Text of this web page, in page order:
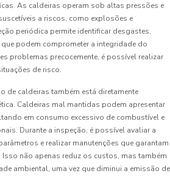
As caldeiras operam sob altas pressões e
a riscos, como explosões e
periódica permite identificar desgastes,
podem comprometer a integridade do
problemas precocemente, é possível realizar
de risco.
de caldeiras também está diretamente
Caldeiras mal mantidas podem apresentar
em consumo excessivo de combustível e
Durante a inspeção, é possível avaliar a
e realizar manutenções que garantam
não apenas reduz os custos, mas também
ambiental, uma vez que diminui a emissão de